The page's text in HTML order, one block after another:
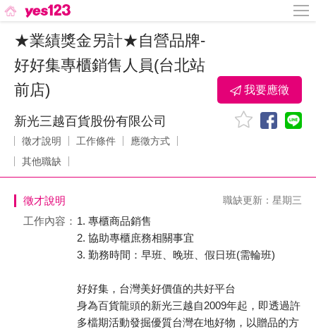
★業績獎金另計★自營品牌-
好好集專櫃銷售人員(台北站
前店)
新光三越百貨股份有限公司
徵才說明 工作條件
應徵方式
其他職缺
我要應徵
徵才說明 職缺更新：星期三
工作內容： 1. 專櫃商品銷售
2. 協助專櫃庶務相關事宜
3. 勤務時間：早班、晚班、假日班(需輪班)
好好集，台灣美好價值的共好平台
身為百貨龍頭的新光三越自2009年起，即透過許
多檔期活動發掘優質台灣在地好物，以贈品的方